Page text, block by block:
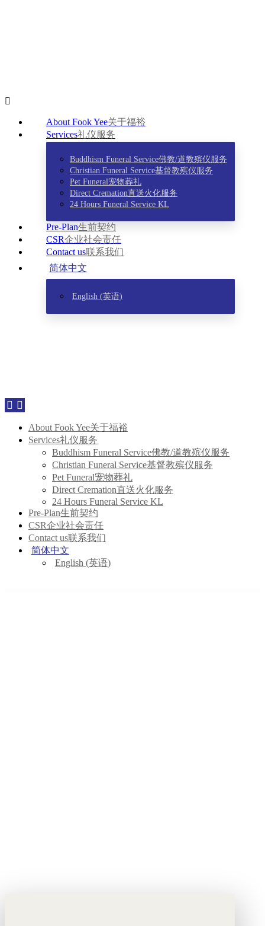
About Fook Yee关于福裕
Services礼仪服务
Buddhism Funeral Service佛教/道教殡仪服务
Christian Funeral Service基督教殡仪服务
Pet Funeral宠物葬礼
Direct Cremation直送火化服务
24 Hours Funeral Service KL
Pre-Plan生前契约
CSR企业社会责任
Contact us联系我们
简体中文
English (英语)
About Fook Yee关于福裕
Services礼仪服务
Buddhism Funeral Service佛教/道教殡仪服务
Christian Funeral Service基督教殡仪服务
Pet Funeral宠物葬礼
Direct Cremation直送火化服务
24 Hours Funeral Service KL
Pre-Plan生前契约
CSR企业社会责任
Contact us联系我们
简体中文
English (英语)